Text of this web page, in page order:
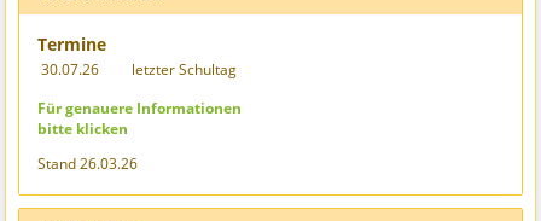
Termine
30.07.26
letzter Schultag
Für genauere Informationen
bitte klicken
Stand 26.03.26